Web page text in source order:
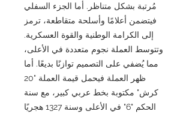
مُرتبة بشكل متناظر. أما الجزء السفلي
فيتضمن أعلامًا وأسلحة متقاطعة، ترمز
إلى الكرامة الوطنية والقوة العسكرية.
وتتوسط العملة نجوم متعددة في الأعلى،
مما يُضفي على التصميم توازنًا بديعًا. أما
ظهر العملة فيحمل قيمة العملة "20
كرش" مكتوبة بخط عربي كبير، مع سنة
الحكم "6" في الأعلى وسنة 1327 هجريًا